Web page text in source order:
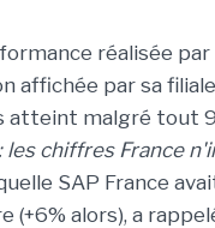
réalisée par
affichée par sa filiale
atteint malgré tout
les chiffres France
SAP France
alors), a